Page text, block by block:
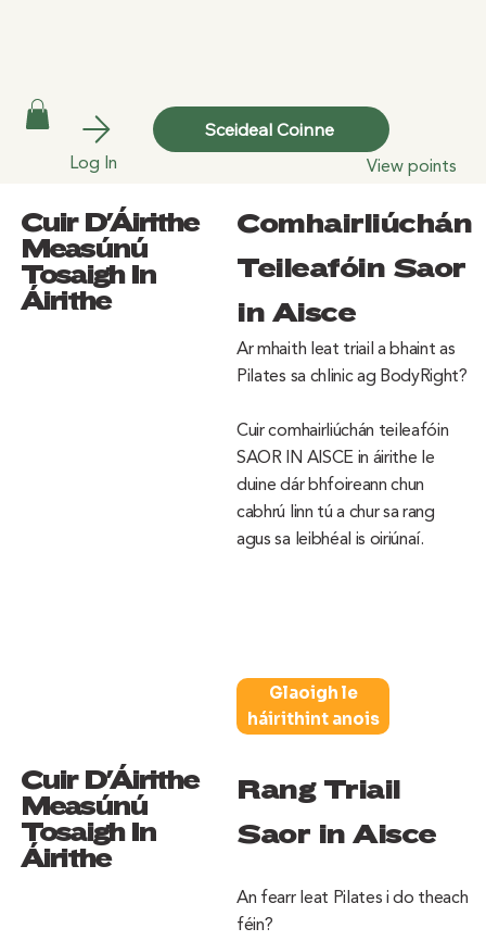
Sceideal Coinne
View points
Log In
Cuir D'Áirithe
Measúnú
Tosaigh In
Áirithe
Comhairliúchán
Teileafóin Saor
in Aisce
Ar mhaith leat triail a bhaint as
Pilates sa chlinic ag BodyRight?
Cuir comhairliúchán teileafóin
SAOR IN AISCE in áirithe le
duine dár bhfoireann chun
cabhrú linn tú a chur sa rang
agus sa leibhéal is oiriúnaí.
Glaoigh le
háirithint anois
Rang Triail
Saor in Aisce
An fearr leat Pilates i do theach
féin?
Cuir D'Áirithe
Measúnú
Tosaigh In
Áirithe